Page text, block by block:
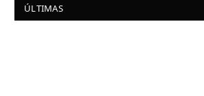
ÚLTIMAS